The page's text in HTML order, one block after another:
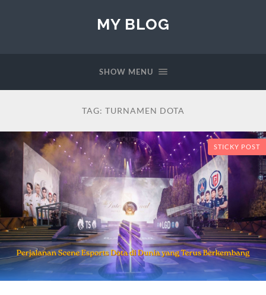
MY BLOG
SHOW MENU
TAG: TURNAMEN DOTA
STICKY POST